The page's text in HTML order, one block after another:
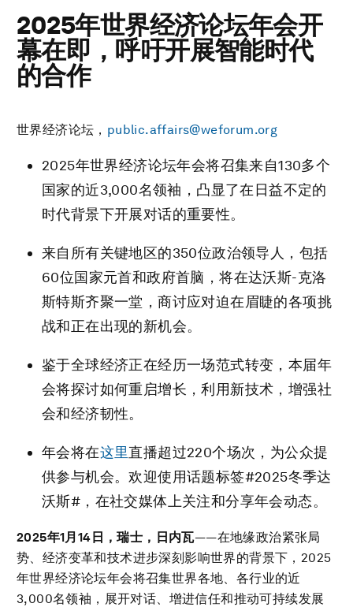
2025年世界经济论坛年会开
幕在即，呼吁开展智能时代
的合作
世界经济论坛， public.affairs@weforum.org
2025年世界经济论坛年会将召集来自130多个
国家的近3,000名领袖，凸显了在日益不定的
时代背景下开展对话的重要性。
来自所有关键地区的350位政治领导人，包括
60位国家元首和政府首脑，将在达沃斯-克洛
斯特斯齐聚一堂，商讨应对迫在眉睫的各项挑
战和正在出现的新机会。
鉴于全球经济正在经历一场范式转变，本届年
会将探讨如何重启增长，利用新技术，增强社
会和经济韧性。
年会将在这里直播超过220个场次，为公众提
供参与机会。欢迎使用话题标签#2025冬季达
沃斯#，在社交媒体上关注和分享年会动态。
2025年1月 14 日，瑞士，日内瓦——在地缘政治紧张局
势、经济变革和技术进步深刻影响世界的背景下，2025
年世界经济论坛年会将召集世界各地、各行业的近
3,000名领袖，展开对话、增进信任和推动可持续发展